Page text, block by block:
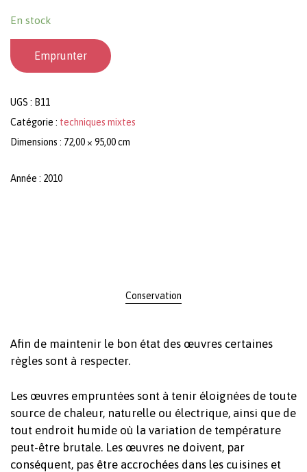
En stock
Emprunter
UGS : B11
Catégorie : techniques mixtes
Dimensions : 72,00 × 95,00 cm
Année : 2010
Conservation
Afin de maintenir le bon état des œuvres certaines
règles sont à respecter.
Les œuvres empruntées sont à tenir éloignées de toute
source de chaleur, naturelle ou électrique, ainsi que de
tout endroit humide où la variation de température
peut-être brutale. Les œuvres ne doivent, par
conséquent, pas être accrochées dans les cuisines et